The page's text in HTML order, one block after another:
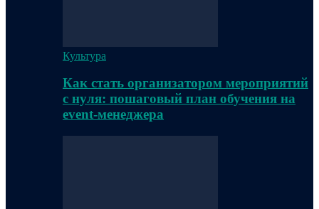
Культура
Как стать организатором мероприятий
с нуля: пошаговый план обучения на
event-менеджера